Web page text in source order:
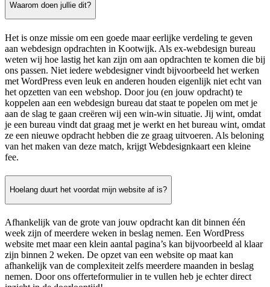
Waarom doen jullie dit?
Het is onze missie om een goede maar eerlijke verdeling te geven
aan webdesign opdrachten in Kootwijk. Als ex-webdesign bureau
weten wij hoe lastig het kan zijn om aan opdrachten te komen die bij
ons passen. Niet iedere webdesigner vindt bijvoorbeeld het werken
met WordPress even leuk en anderen houden eigenlijk niet echt van
het opzetten van een webshop. Door jou (en jouw opdracht) te
koppelen aan een webdesign bureau dat staat te popelen om met je
aan de slag te gaan creëren wij een win-win situatie. Jij wint, omdat
je een bureau vindt dat graag met je werkt en het bureau wint, omdat
ze een nieuwe opdracht hebben die ze graag uitvoeren. Als beloning
van het maken van deze match, krijgt Webdesignkaart een kleine
fee.
Hoelang duurt het voordat mijn website af is?
Afhankelijk van de grote van jouw opdracht kan dit binnen één
week zijn of meerdere weken in beslag nemen. Een WordPress
website met maar een klein aantal pagina’s kan bijvoorbeeld al klaar
zijn binnen 2 weken. De opzet van een website op maat kan
afhankelijk van de complexiteit zelfs meerdere maanden in beslag
nemen. Door ons offerteformulier in te vullen heb je echter direct